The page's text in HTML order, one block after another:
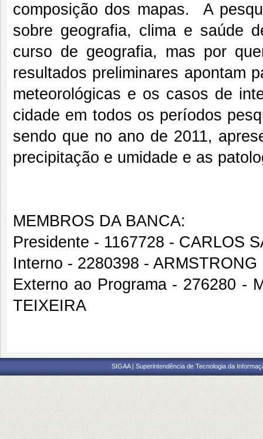
composição dos mapas. A
sobre geografia, clima e saúde
curso de geografia, mas por
resultados preliminares apontam
meteorológicas e os casos de
cidade em todos os períodos
sendo que no ano de 2011,
precipitação e umidade e as
MEMBROS DA BANCA:
Presidente - 1167728 - CARLOS
Interno - 2280398 -
Externo ao Programa - 276280 -
TEIXEIRA
SIGAA | Superintendência de Tecnologia da